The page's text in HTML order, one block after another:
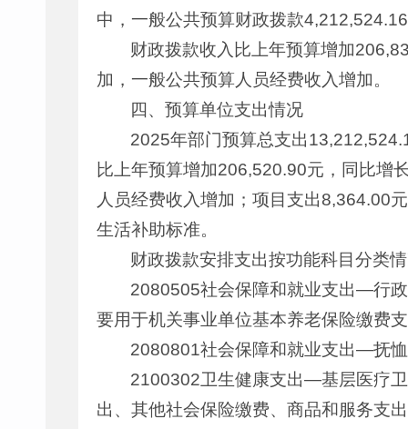
中，一般公共预算财政拨款
财政拨款收入比上年预算增加
加，一般公共预算人员经费收入增加。
四、预算单位支出情况
2025年部门预算总支出
比上年预算增加206,520.90元，同比增
人员经费收入增加；项目支出8,364.00
生活补助标准。
财政拨款安排支出按功能科目分类
2080505社会保障和就业支出—行
要用于机关事业单位基本养老保险缴费
2080801社会保障和就业支出—抚
2100302卫生健康支出—基层医疗
出、其他社会保险缴费、商品和服务支